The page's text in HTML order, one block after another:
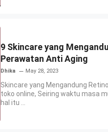
9 Skincare yang
Perawatan Anti Aging
Dhika May 28, 2023
Skincare yang Mengandung
toko online, Seiring waktu masa
hal itu ...